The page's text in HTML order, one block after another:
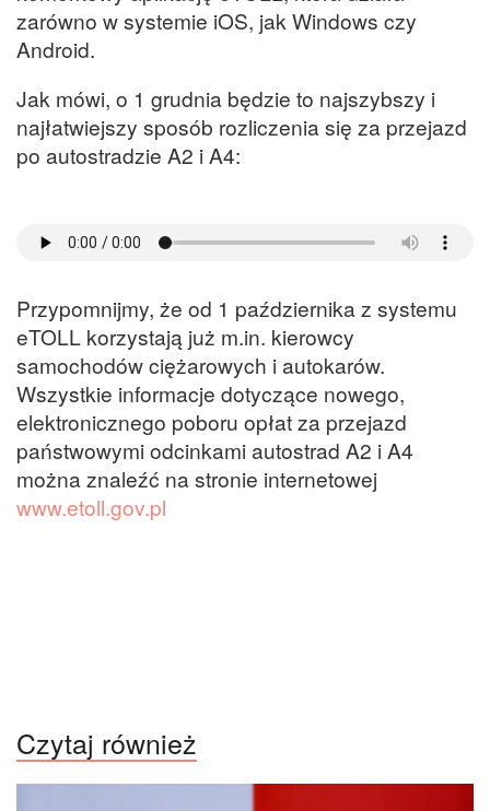
zarówno w systemie iOS, jak Windows czy
Android.
Jak mówi, o 1 grudnia będzie to najszybszy i
najłatwiejszy sposób rozliczenia się za przejazd
po autostradzie A2 i A4:
Przypomnijmy, że od 1 października z systemu
eTOLL korzystają już m.in. kierowcy
samochodów ciężarowych i autokarów.
Wszystkie informacje dotyczące nowego,
elektronicznego poboru opłat za przejazd
państwowymi odcinkami autostrad A2 i A4
można znaleźć na stronie internetowej
www.etoll.gov.pl
Czytaj również